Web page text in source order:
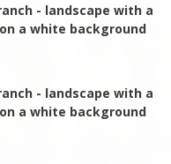
Ft.
- landscape with a
a white background
Ft.
- landscape with a
a white background